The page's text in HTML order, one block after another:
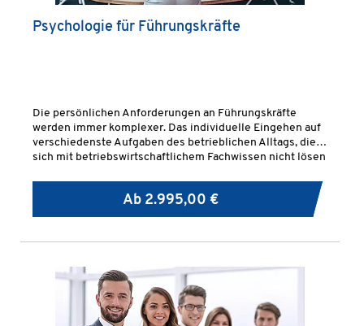
Psychologie für Führungskräfte
Die persönlichen Anforderungen an Führungskräfte
werden immer komplexer. Das individuelle Eingehen auf
verschiedenste Aufgaben des betrieblichen Alltags, die
sich mit betriebswirtschaftlichem Fachwissen nicht lösen
Ab 2.995,00 €